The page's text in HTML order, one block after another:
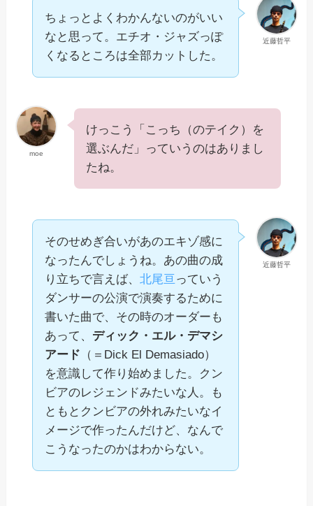
近藤哲平
ちょっとよくわかんないのがいい
なと思って。エチオ・ジャズっぽ
くなるところは全部カットした。
moe
けっこう「こっち（のテイク）を
選ぶんだ」っていうのはありまし
たね。
近藤哲平
そのせめぎ合いがあのエキゾ感に
なったんでしょうね。あの曲の成
り立ちで言えば、北尾亘っていう
ダンサーの公演で演奏するために
書いた曲で、その時のオーダーも
あって、 ディック・エル・デマシ
アード （＝Dick El Demasiado）
を意識して作り始めました。クン
ビアのレジェンドみたいな人。も
ともとクンビアの外れみたいなイ
メージで作ったんだけど、なんで
こうなったのかはわからない。